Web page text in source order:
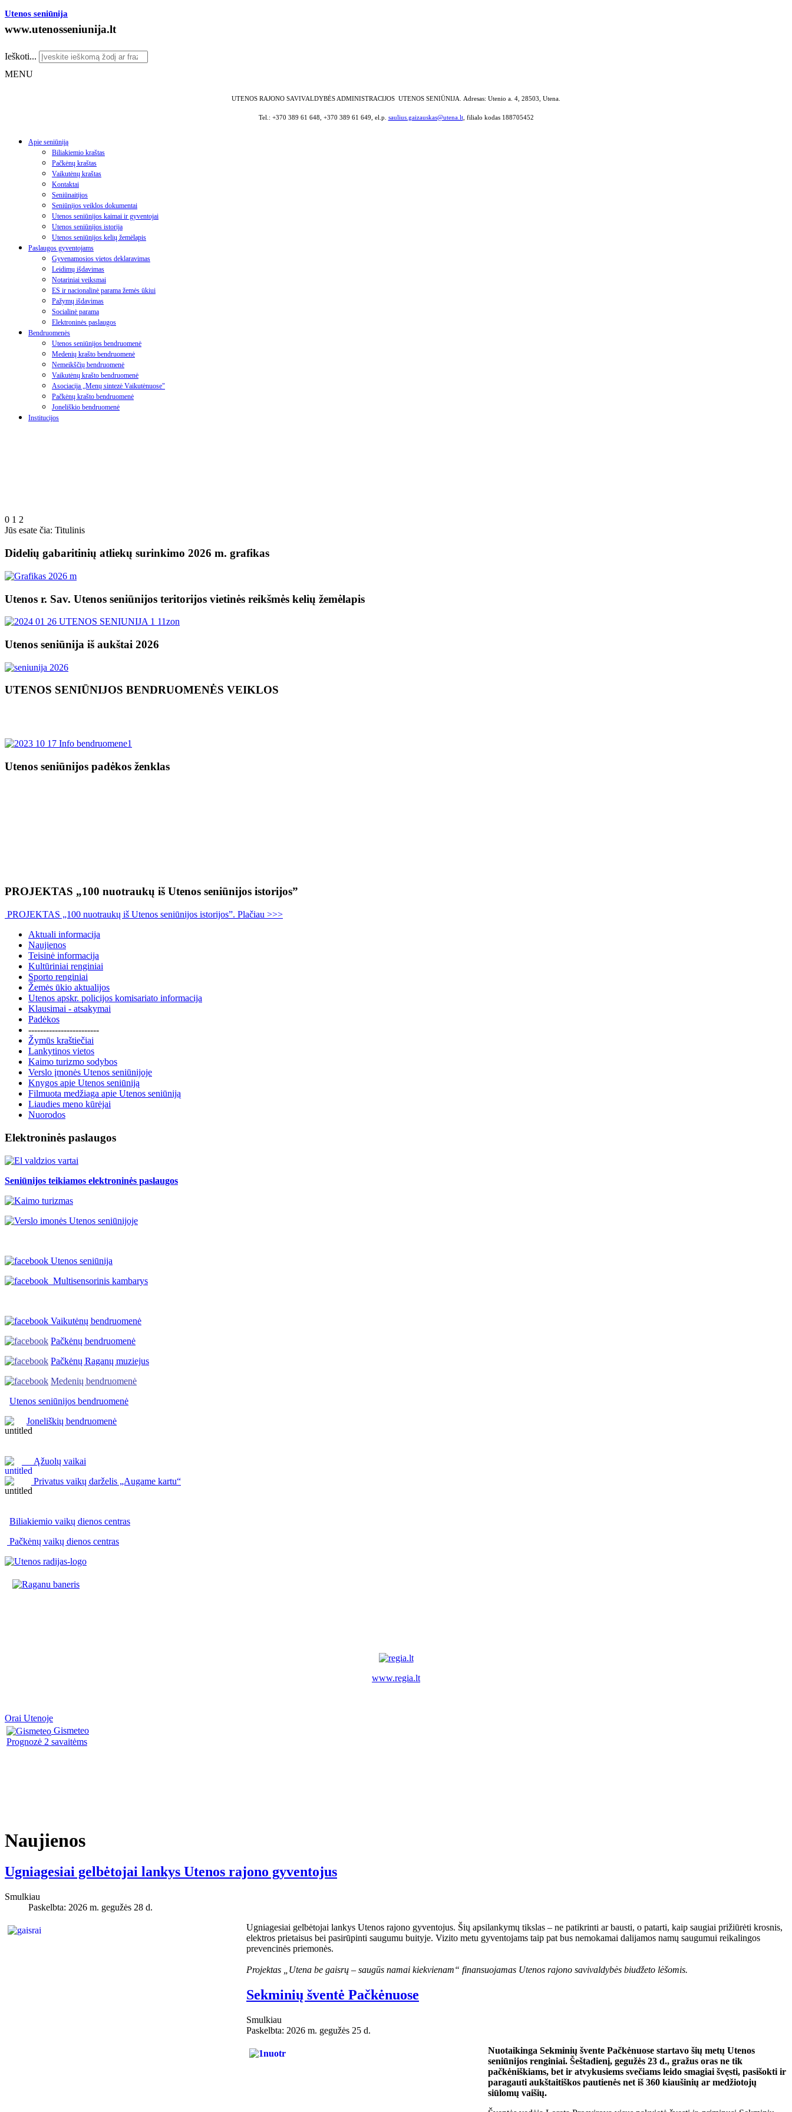
Utenos seniūnija
www.utenosseniunija.lt
Ieškoti...
MENU
UTENOS RAJONO SAVIVALDYBĖS ADMINISTRACIJOS UTENOS SENIŪNIJA. Adresas: Utenio a. 4, 28503, Utena.
Tel.: +370 389 61 648, +370 389 61 649, el.p. saulius.gaizauskas@utena.lt, filialo kodas 188705452
Apie seniūniją
Biliakiemio kraštas
Pačkėnų kraštas
Vaikutėnų kraštas
Kontaktai
Seniūnaitijos
Seniūnijos veiklos dokumentai
Utenos seniūnijos kaimai ir gyventojai
Utenos seniūnijos istorija
Utenos seniūnijos kelių žemėlapis
Paslaugos gyventojams
Gyvenamosios vietos deklaravimas
Leidimų išdavimas
Notariniai veiksmai
ES ir nacionalinė parama žemės ūkiui
Pažymų išdavimas
Socialinė parama
Elektroninės paslaugos
Bendruomenės
Utenos seniūnijos bendruomenė
Medenių krašto bendruomenė
Nemeikščių bendruomenė
Vaikutėnų krašto bendruomenė
Asociacija „Menų sintezė Vaikutėnuose"
Pačkėnų krašto bendruomenė
Joneliškio bendruomenė
Institucijos
0 1 2
Jūs esate čia: Titulinis
Didelių gabaritinių atliekų surinkimo 2026 m. grafikas
Utenos r. Sav. Utenos seniūnijos teritorijos vietinės reikšmės kelių žemėlapis
Utenos seniūnija iš aukštai 2026
UTENOS SENIŪNIJOS BENDRUOMENĖS VEIKLOS
Utenos seniūnijos padėkos ženklas
PROJEKTAS „100 nuotraukų iš Utenos seniūnijos istorijos”
PROJEKTAS „100 nuotraukų iš Utenos seniūnijos istorijos”. Plačiau >>>
Aktuali informacija
Naujienos
Teisinė informacija
Kultūriniai renginiai
Sporto renginiai
Žemės ūkio aktualijos
Utenos apskr. policijos komisariato informacija
Klausimai - atsakymai
Padėkos
------------------------
Žymūs kraštiečiai
Lankytinos vietos
Kaimo turizmo sodybos
Verslo įmonės Utenos seniūnijoje
Knygos apie Utenos seniūniją
Filmuota medžiaga apie Utenos seniūniją
Liaudies meno kūrėjai
Nuorodos
Elektroninės paslaugos
Seniūnijos teikiamos elektroninės paslaugos
Utenos seniūnija
Multisensorinis kambarys
Vaikutėnų bendruomenė
Pačkėnų bendruomenė
Pačkėnų Raganų muziejus
Medenių bendruomenė
Utenos seniūnijos bendruomenė
Joneliškių bendruomenė
Ąžuolų vaikai
Privatus vaikų darželis „Augame kartu“
Biliakiemio vaikų dienos centras
Pačkėnų vaikų dienos centras
www.regia.lt
Orai Utenoje
Gismeteo
Prognozė 2 savaitėms
Naujienos
Ugniagesiai gelbėtojai lankys Utenos rajono gyventojus
Smulkiau
Paskelbta: 2026 m. gegužės 28 d.
Ugniagesiai gelbėtojai lankys Utenos rajono gyventojus. Šių apsilankymų tikslas – ne patikrinti ar bausti, o patarti, kaip saugiai prižiūrėti krosnis,
elektros prietaisus bei pasirūpinti saugumu buityje. Vizito metu gyventojams taip pat bus nemokamai dalijamos namų saugumui reikalingos
prevencinės priemonės.
Projektas „Utena be gaisrų – saugūs namai kiekvienam“ finansuojamas Utenos rajono savivaldybės biudžeto lėšomis.
Sekminių šventė Pačkėnuose
Smulkiau
Paskelbta: 2026 m. gegužės 25 d.
Nuotaikinga Sekminių švente Pačkėnuose startavo šių metų Utenos
seniūnijos renginiai. Šeštadienį, gegužės 23 d., gražus oras ne tik
pačkėniškiams, bet ir atvykusiems svečiams leido smagiai švęsti, pasišokti ir
paragauti aukštaitiškos pautienės net iš 360 kiaušinių ar medžiotojų
siūlomų vaišių.